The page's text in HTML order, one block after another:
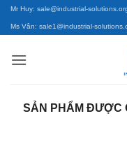
Bỏ
qua
dung
Mr Huy: sale@industrial-
Ms Vân: sale1@industrial-
SẢN PHẨM ĐƯỢC